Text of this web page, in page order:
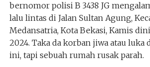
bernomor polisi B 3438 JG
lalu lintas di Jalan Sultan Agung,
Medansatria, Kota Bekasi, Kamis
2024. Taka da korban jiwa atau luka
ini, tapi sebuah rumah rusak parah.